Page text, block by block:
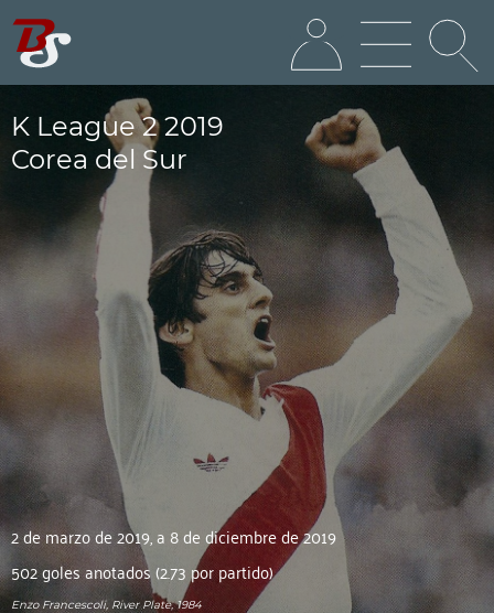
K League 2 2019
Corea del Sur
2 de marzo de 2019, a 8 de diciembre de 2019
502 goles anotados (2.73 por partido)
Enzo Francescoli, River Plate, 1984